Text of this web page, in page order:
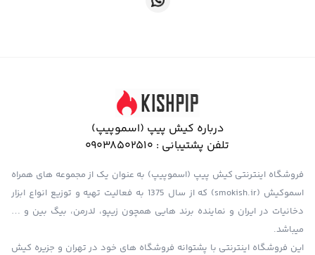
درباره کیش پیپ (اسموپیپ)
تلفن پشتیبانی : 09038502510
فروشگاه اینترنتی کیش پیپ (اسموپیپ) به عنوان یک از مجموعه های همراه
اسموکیش (smokish.ir) که از سال 1375 به فعالیت تهیه و توزیع انواع ابزار
دخانیات در ایران و نماینده برند هایی همچون زیپو، لدرمن، بیگ بین و …
میباشد.
این فروشگاه اینترنتی با پشتوانه فروشگاه های خود در تهران و جزیره کیش